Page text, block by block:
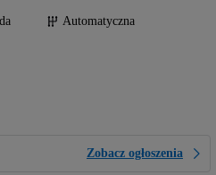
Automatyczna
Zobacz ogłoszenia